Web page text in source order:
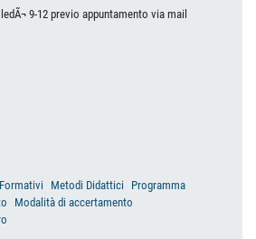
9-12 previo appuntamento via mail
Metodi Didattici
Programma
Modalità di accertamento